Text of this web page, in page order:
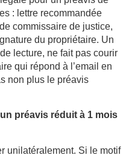
: lettre recommandée
commissaire de justice,
du propriétaire. Un
lecture, ne fait pas courir
qui répond à l’email en
non plus le préavis
préavis réduit à 1 mois
unilatéralement. Si le motif